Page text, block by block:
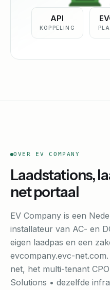
API
KOPPELING
OVER EV COMPANY
Laadstations,
net portaal
EV Company is een
installateur van AC- en
eigen laadpas en een
evcompany.evc-
net, het multi-tenant
Solutions • dezelfde